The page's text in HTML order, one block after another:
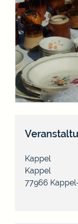
Kappel
Kappel
77966